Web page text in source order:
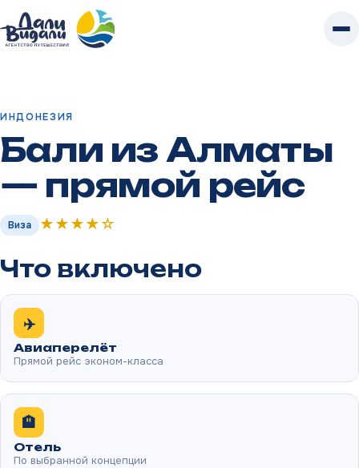
контенту
ИНДОНЕЗИЯ
Бали из Алматы
— прямой рейс
Виза ★★★★☆
Что включено
✈️
Авиаперелёт
Прямой рейс эконом-класса
🏨
Отель
По выбранной концепции